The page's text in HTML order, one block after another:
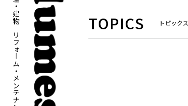
TOPICS トピックス